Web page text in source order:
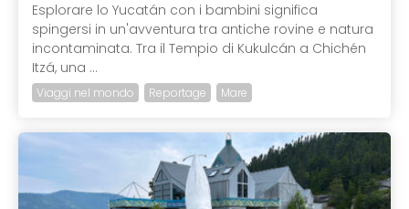
Esplorare lo Yucatán con i bambini significa
spingersi in un'avventura tra antiche rovine e natura
incontaminata. Tra il Tempio di Kukulcán a Chichén
Itzá, una ...
Viaggi nel mondo Reportage Mare